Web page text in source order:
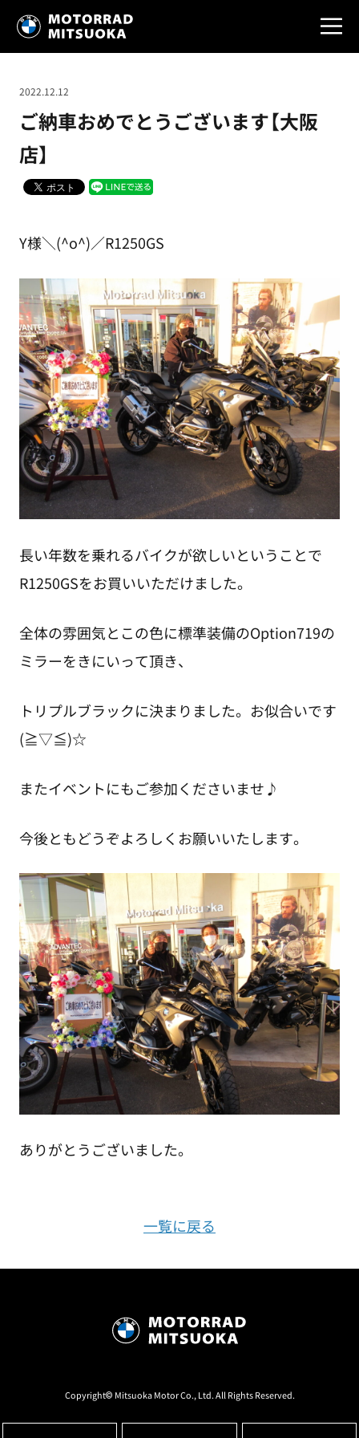
ご納車おめでとうございます【大阪
店】
2022.12.12
Y様＼(^o^)／R1250GS
長い年数を乗れるバイクが欲しいということで
R1250GSをお買いいただけました。
全体の雰囲気とこの色に標準装備のOption719の
ミラーをきにいって頂き、
トリプルブラックに決まりました。お似合いです
(≧▽≦)☆
またイベントにもご参加くださいませ♪
今後ともどうぞよろしくお願いいたします。
ありがとうございました。
一覧に戻る
Copyright© Mitsuoka Motor Co., Ltd. All Rights Reserved.